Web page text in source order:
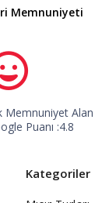
Memnuniyeti
Memnuniyet Alan
Puanı :4.8
Kategoriler